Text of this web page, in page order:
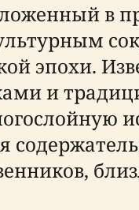
в
эпохи.
и